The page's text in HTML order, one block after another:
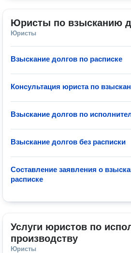
Юристы по взысканию
Юристы
Взыскание долгов по расписке
Консультация юриста по
Взыскание долгов по
Взыскание долгов без расписки
Составление заявления о
расписке
Услуги юристов по
производству
Юристы